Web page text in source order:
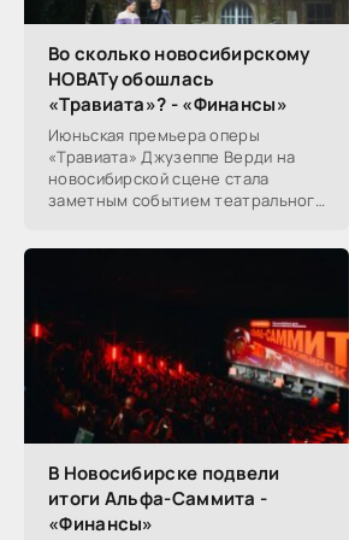
Во сколько новосибирскому
НОВАТу обошлась
«Травиата»? - «Финансы»
Июньская премьера оперы
«Травиата» Джузеппе Верди на
новосибирской сцене стала
заметным событием театрального
Посетители НОВАТа, с которыми
В Новосибирске подвели
итоги Альфа-Саммита -
«Финансы»